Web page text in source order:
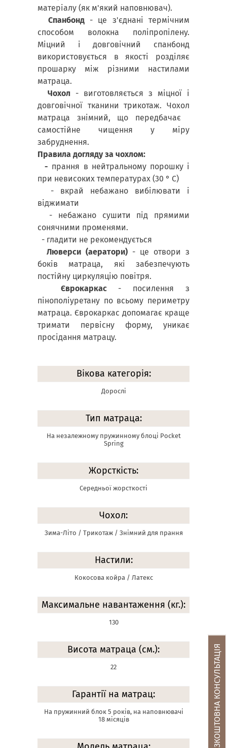
матеріалу (як м'який наповнювач).
Спанбонд - це з'єднані термічним
способом волокна поліпропілену.
Міцний і довговічний спанбонд
використовується в якості розділяє
прошарку між різними настилами
матраца.
Чохол - виготовляється з міцної і
довговічної тканини трикотаж. Чохол
матраца знімний, що передбачає
самостійне чищення у міру
забруднення.
Правила догляду за чохлом:
- прання в нейтральному порошку і
при невисоких температурах (30 ° С)
- вкрай небажано вибілювати і
віджимати
- небажано сушити під прямими
сонячними променями.
- гладити не рекомендується
Люверси (аератори) - це отвори з
боків матраца, які забезпечують
постійну циркуляцію повітря.
Єврокаркас - посилення з
пінополіуретану по всьому периметру
матраца. Єврокаркас допомагає краще
тримати первісну форму, уникає
просідання матрацу.
Вікова категорія:
Дорослі
Тип матраца:
На незалежному пружинному блоці Pocket
Spring
Жорсткість:
Середньої жорсткості
Чохол:
Зима-Літо / Трикотаж / Знімний для прання
Настили:
Кокосова койра / Латекс
Максимальне навантаження (кг.):
130
Висота матраца (см.):
22
Гарантії на матрац:
На пружинний блок 5 років, на наповнювачі
18 місяців
БЕЗКОШТОВНА КОНСУЛЬТАЦІЯ